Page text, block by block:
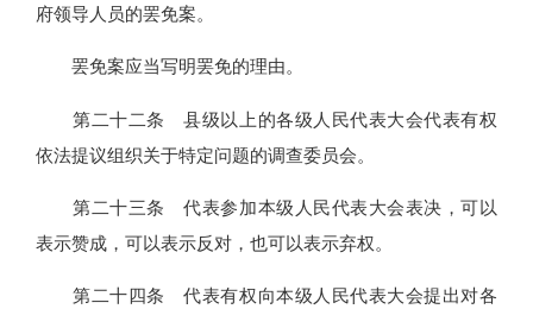
府领导人员的罢免案。
罢免案应当写明罢免的理由。
第二十二条 县级以上的各级人民代表大会代表有权
依法提议组织关于特定问题的调查委员会。
第二十三条 代表参加本级人民代表大会表决，可以
表示赞成，可以表示反对，也可以表示弃权。
第二十四条 代表有权向本级人民代表大会提出对各